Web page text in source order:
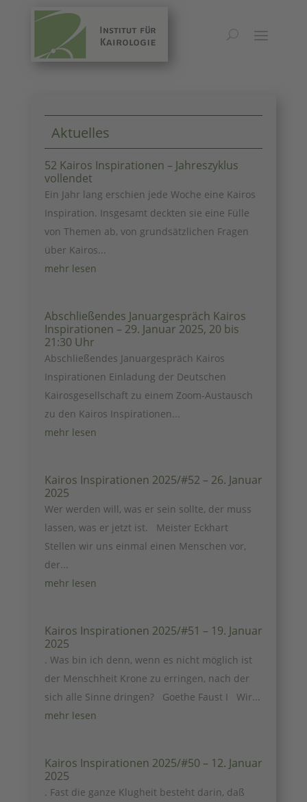
2025
Aktuelles
52 Kairos Inspirationen – Jahreszyklus
vollendet
Ein Jahr lang erschien jede Woche eine Kairos
Inspiration. Insgesamt deckten sie eine Fülle
von Themen ab, von grundsätzlichen Fragen
über Kairos...
mehr lesen
Abschließendes Januargespräch Kairos
Inspirationen – 29. Januar 2025, 20 bis
21:30 Uhr
Abschließendes Januargespräch Kairos
Inspirationen Einladung der Deutschen
Kairosgesellschaft zu einem Zoom-Austausch
zu den Kairos Inspirationen...
mehr lesen
Kairos Inspirationen 2025/#52 – 26. Januar
2025
Wer werden will, was er sein sollte, der muss
lassen, was er jetzt ist. Meister Eckhart
Stellen wir uns einmal einen Menschen vor,
der...
mehr lesen
Kairos Inspirationen 2025/#51 – 19. Januar
2025
. Was bin ich denn, wenn es nicht möglich ist
der Menschheit Krone zu erringen, nach der
sich alle Sinne dringen? Goethe Faust I Wir...
mehr lesen
Kairos Inspirationen 2025/#50 – 12. Januar
2025
. Fast die ganze Klugheit besteht darin, daß